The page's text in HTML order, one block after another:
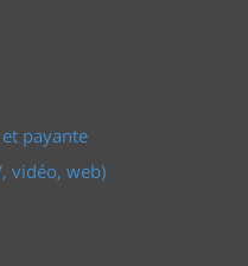
payante
vidéo, web)